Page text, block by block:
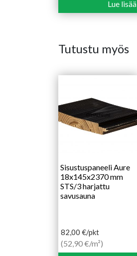
Lue lisää
Tutustu myös
Sisustuspaneeli Aure
18x145x2370 mm
STS/3 harjattu
savusauna
82,00 €/pkt
(52,90 €/m²)